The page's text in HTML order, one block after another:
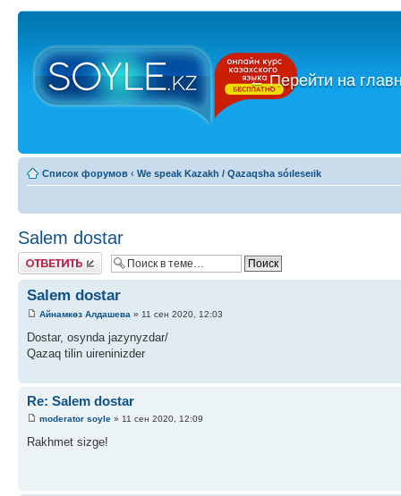
←Перейти на
Список форумов ‹ We speak Kazakh / Qazaqsha sóıleseıik
Salem dostar
Ответить
Salem dostar
Айнамкөз Алдашева » 11 сен 2020, 12:03
Dostar, osynda jazynyzdar/
Qazaq tilin uireninizder
Re: Salem dostar
moderator soyle » 11 сен 2020, 12:09
Rakhmet sizge!